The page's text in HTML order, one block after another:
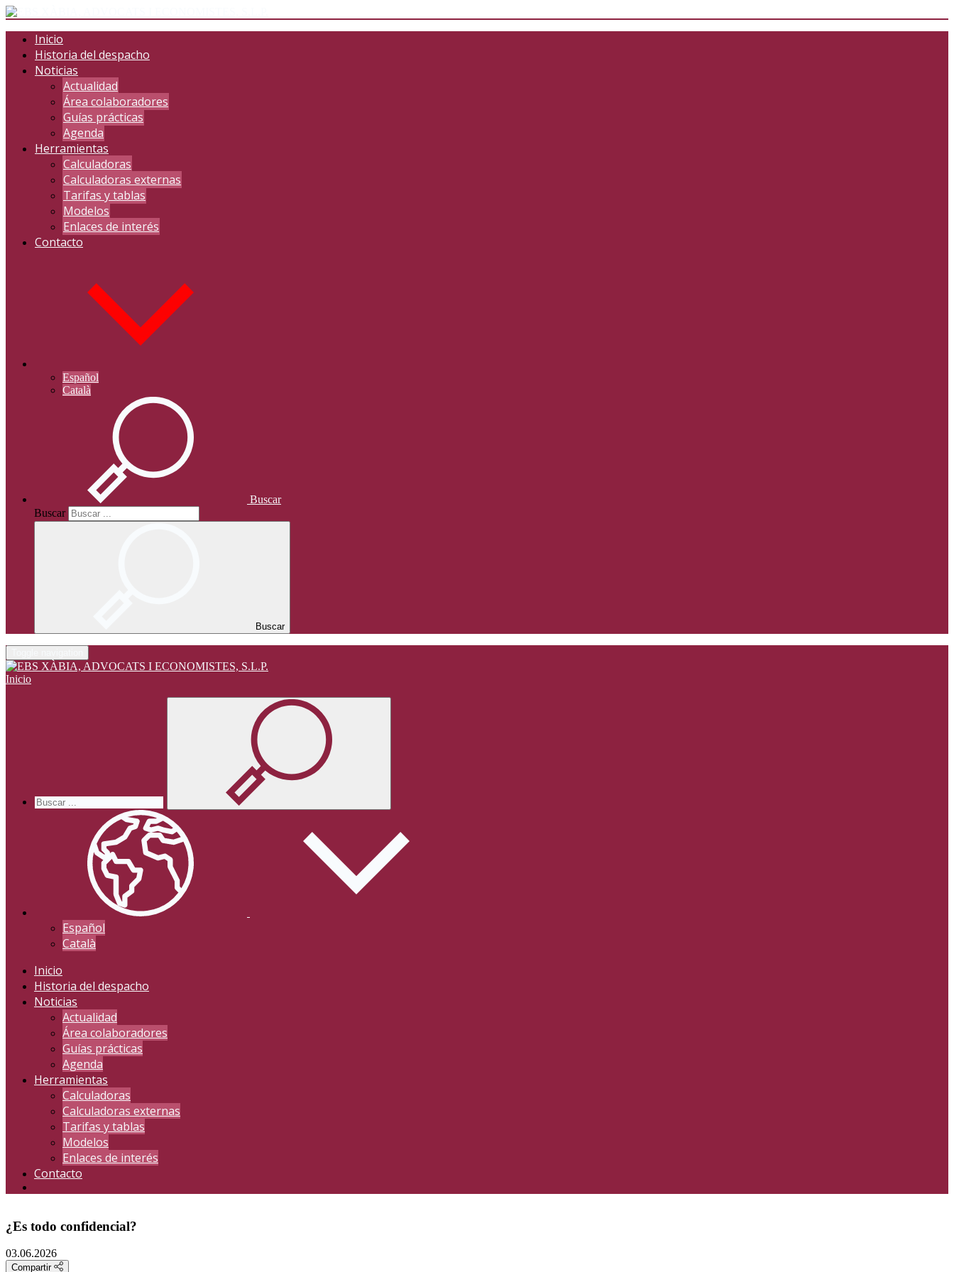
Inicio
Historia del despacho
Noticias
Actualidad
Área colaboradores
Guías prácticas
Agenda
Herramientas
Calculadoras
Calculadoras externas
Tarifas y tablas
Modelos
Enlaces de interés
Contacto
Español
Català
Buscar
Buscar
Buscar
Inicio
Español
Català
Inicio
Historia del despacho
Noticias
Actualidad
Área colaboradores
Guías prácticas
Agenda
Herramientas
Calculadoras
Calculadoras externas
Tarifas y tablas
Modelos
Enlaces de interés
Contacto
¿Es todo confidencial?
03.06.2026
Compartir